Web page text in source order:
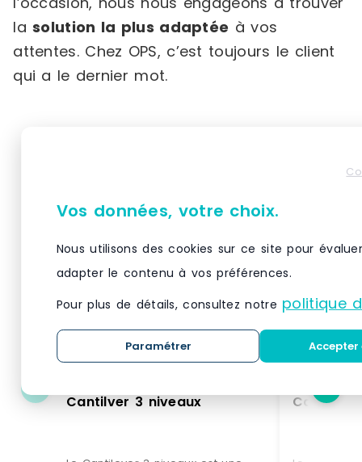
lasolution la plus adaptée à vos
attentes. Chez OPS, c’est toujours le client
qui a le dernier mot.
Cantilver 3 niveaux
Vos données, votre choix.
Nous utilisons des cookies sur ce site pour
adapter le contenu à vos préférences.
Pour plus de détails, consultez notre politique
Paramétrer